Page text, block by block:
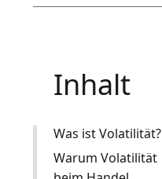
Inhalt
Was ist Volatilität?
Warum Volatilität